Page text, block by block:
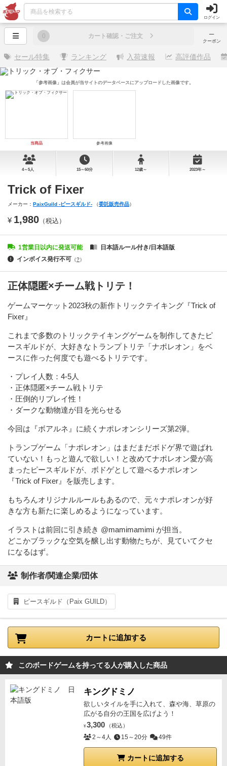
ログイン
─
クーポン
0 カート確認・ご注文
セール特集 ランキング 入荷速報 高評価作品
当商品 参考画像
「参考画像」は会員が当サイトのデータベースにアップロードした画像です。
4～5人 15～60分 12歳～ 2023年～
Trick of Fixer
メーカー： PaixGuild -ピースギルド- （委託販売作品）
¥ 1,980 （税込）
1営業日以内に発送可能
日本語ルール付き/日本語版
インボイス発行不可 （?）
正体隠匿×チーム戦トリテ！
ゲームマーケット2023秋の新作トリックテイキング『Trick of
Fixer』
これまで多数のトリックテイキングゲームを制作してきたピ
ースギルドが、大好きなトランプトリテ「ナポレオン」をベ
ースに作った何度でも遊べるトリテです。
・プレイ人数：4-5人
・正体隠匿×チーム戦トリテ
・圧倒的リプレイ性！
・ダークな動物達が目を光らせる
今回は『ボアルネ』に続くナポレオンシリーズ第2弾。
トランプゲーム「ナポレオン」はまだまだボドゲ界で遊ばれ
ていない！もっと遊んで欲しい！と改めてナポレオン愛が高
まったピースギルドが、ボドゲとして遊べるナポレオン
『Trick of Fixer』を販売します。
もちろんオリジナルルールもあるので、元々ナポレオンが好
きな方も新たに楽しめるようになっています。
イラストは前回に引き続き @mamimamimi が担当。
どこかブラックな空気を醸し出す動物たちが、見ていてクセ
になるはず。
制作者/関連企業/団体
ピースギルド（Paix GUILD）
カートに追加する
このボードゲームを持ってる人が購入した商品
キングドミノ
欲しいタイルを手に入れて、森や海、草原の
広がる自分の王国を広げよう！
¥ 3,300 （税込）
2～4人 15～20分 49件
カートに追加する